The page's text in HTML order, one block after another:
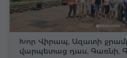
Խոր Վիրապ, Ազատի
վարպետաց դաս, Գառնի,